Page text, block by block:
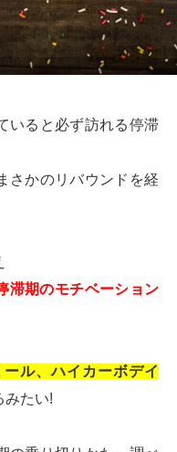
いると必ず訪れる停滞
さかのリバウンドを経
滞期のモチベーション
ル、ハイカーボデイ
みたい!